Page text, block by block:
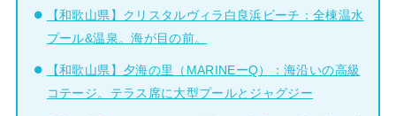
【和歌山県】クリスタルヴィラ白良浜ビーチ：全棟温水
プール&温泉。海が目の前。
【和歌山県】夕海の里（MARINEーQ）：海沿いの高級
コテージ。テラス席に大型プールとジャグジー